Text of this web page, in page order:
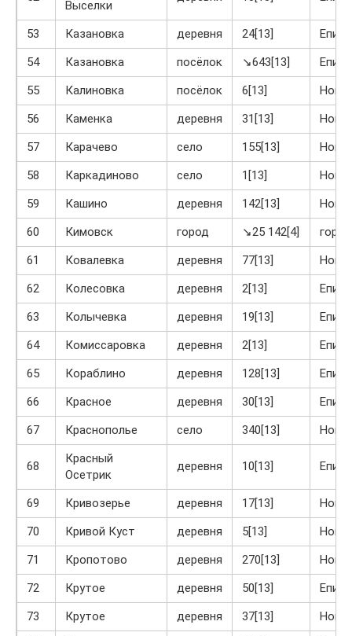
Выселки
53 Казановка деревня 24[13]
54
Казановка посёлок ↘643[13]
55
Калиновка посёлок 6[13]
56
Каменка деревня 31[13]
57
Карачево село 155[13]
58
Каркадиново село 1[13]
59
Кашино деревня 142[13]
60
Кимовск город ↘25 142[4]
61
Ковалевка деревня 77[13]
62
Колесовка деревня 2[13]
63
Колычевка деревня 19[13]
64
Комиссаровка деревня 2[13]
65
Кораблино деревня 128[13]
66
Красное деревня 30[13]
67
Краснополье село 340[13]
68
Красный
Осетрик
деревня 10[13]
69 Кривозерье деревня 17[13]
70
Кривой Куст деревня 5[13]
71
Кропотово деревня 270[13]
72
Крутое деревня 50[13]
73
Крутое деревня 37[13]